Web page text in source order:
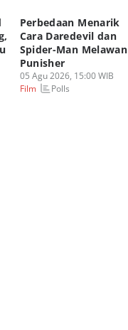
Perbedaan Menarik
Cara Daredevil dan
Spider-Man Melawan
Punisher
05 Agu 2026, 15:00 WIB
Film
Polls